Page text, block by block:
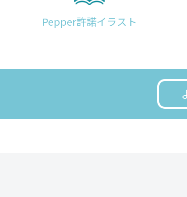
Pepper許諾イラスト